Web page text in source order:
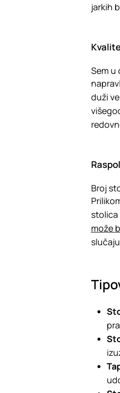
jarkih
Sem u
duži
Broj
stolica
može